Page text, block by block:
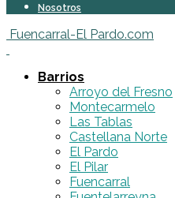
Nosotros
Fuencarral-El Pardo.com
Barrios
Arroyo del Fresno
Montecarmelo
Las Tablas
Castellana Norte
El Pardo
El Pilar
Fuencarral